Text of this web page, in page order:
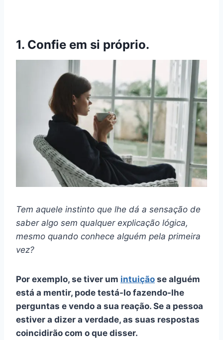
1. Confie em si próprio.
Tem aquele instinto que lhe dá a sensação de
saber algo sem qualquer explicação lógica,
mesmo quando conhece alguém pela primeira
vez?
Por exemplo, se tiver um intuição se alguém
está a mentir, pode testá-lo fazendo-lhe
perguntas e vendo a sua reação. Se a pessoa
estiver a dizer a verdade, as suas respostas
coincidirão com o que disser.